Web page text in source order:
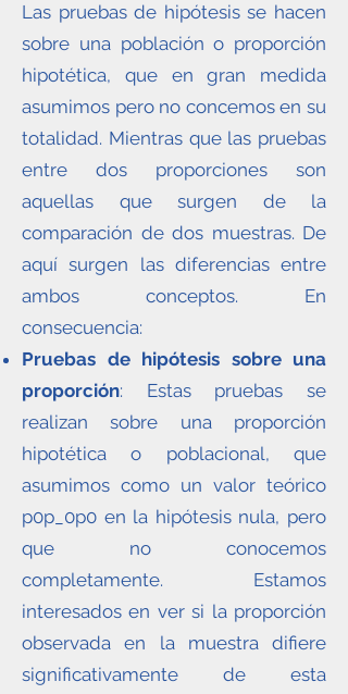
Las pruebas de hipótesis se hacen
sobre una población o proporción
hipotética, que en gran medida
asumimos pero no concemos en su
totalidad. Mientras que las pruebas
entre dos proporciones son
aquellas que surgen de la
comparación de dos muestras. De
aquí surgen las diferencias entre
ambos conceptos. En
consecuencia:
Pruebas de hipótesis sobre una
proporción: Estas pruebas se
realizan sobre una proporción
hipotética o poblacional, que
asumimos como un valor teórico
p0p_0p0 en la hipótesis nula, pero
que no conocemos
completamente. Estamos
interesados en ver si la proporción
observada en la muestra difiere
significativamente de esta